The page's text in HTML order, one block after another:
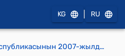
KG RU
Кыргыз Республикасынын 2007-жылдын 26-февралындагы № 23 "Кыргыз Республикасынын Жер кодексине өзгөртүүлөр киргизүү жөнүндө" Мыйзамы